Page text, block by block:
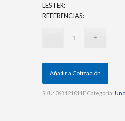
LESTER:
REFERENCIAS:
Añadir a Cotización
SKU: 06B121011E Categoría: